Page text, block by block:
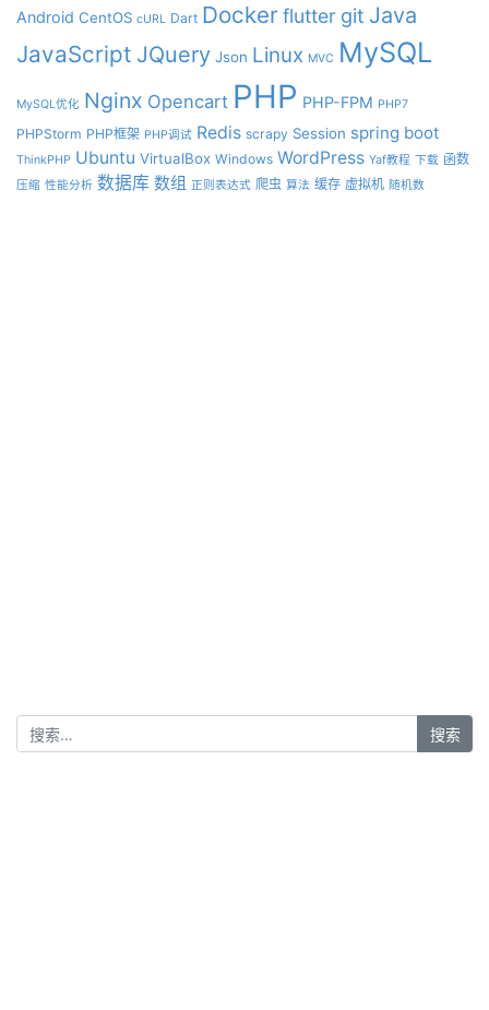
Android CentOS cURL Dart Dockerflutter git Java
JavaScript JQuery Json Linux MVC MySQL
MySQL优化 Nginx Opencart PHP PHP-FPM PHP7
PHPStorm PHP框架 PHP调试 Redis scrapy Session spring boot
ThinkPHP Ubuntu VirtualBox Windows WordPress Yaf教程 下载 函数
压缩 性能分析 数据库 数组 正则表达式 爬虫 算法 缓存 虚拟机 随机数